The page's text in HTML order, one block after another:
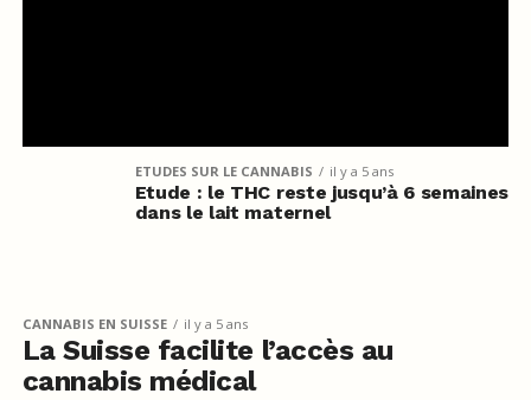
ETUDES SUR LE CANNABIS il y a 5 ans
Etude : le THC reste jusqu’à 6 semaines
dans le lait maternel
CANNABIS EN SUISSE il y a 5 ans
La Suisse facilite l’accès au
cannabis médical